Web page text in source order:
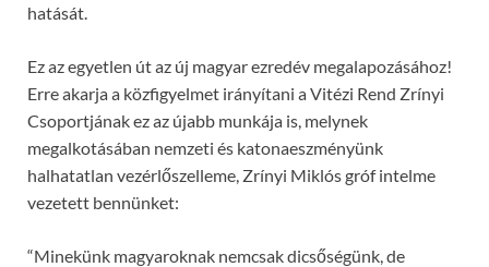
hatását.
Ez az egyetlen út az új magyar ezredév megalapozásához!
Erre akarja a közfigyelmet irányítani a Vitézi Rend Zrínyi
Csoportjának ez az újabb munkája is, melynek
megalkotásában nemzeti és katonaeszményünk
halhatatlan vezérlőszelleme, Zrínyi Miklós gróf intelme
vezetett bennünket:
“Minekünk magyaroknak nemcsak dicsőségünk, de